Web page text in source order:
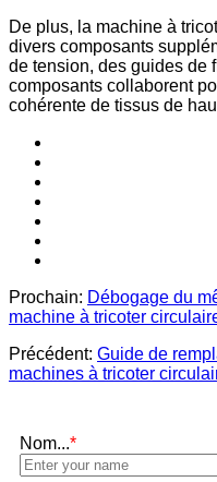
De plus, la machine à
divers composants
de tension, des guides de
composants collaborent
cohérente de tissus de
Prochain: Débogage du
machine à tricoter
Précédent: Guide de
machines à tricoter
Nom...*